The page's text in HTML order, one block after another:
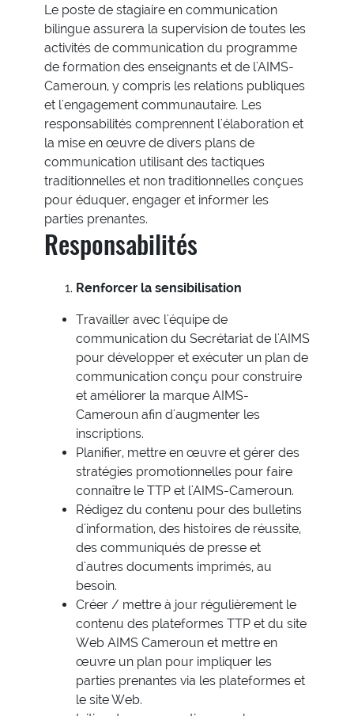
Le poste de stagiaire en communication
bilingue assurera la supervision de toutes les
activités de communication du programme
de formation des enseignants et de l'AIMS-
Cameroun, y compris les relations publiques
et l'engagement communautaire. Les
responsabilités comprennent l'élaboration et
la mise en œuvre de divers plans de
communication utilisant des tactiques
traditionnelles et non traditionnelles conçues
pour éduquer, engager et informer les
parties prenantes.
Responsabilités
Renforcer la sensibilisation
Travailler avec l'équipe de
communication du Secrétariat de l'AIMS
pour développer et exécuter un plan de
communication conçu pour construire
et améliorer la marque AIMS-
Cameroun afin d'augmenter les
inscriptions.
Planifier, mettre en œuvre et gérer des
stratégies promotionnelles pour faire
connaître le TTP et l'AIMS-Cameroun.
Rédigez du contenu pour des bulletins
d'information, des histoires de réussite,
des communiqués de presse et
d'autres documents imprimés, au
besoin.
Créer / mettre à jour régulièrement le
contenu des plateformes TTP et du site
Web AIMS Cameroun et mettre en
œuvre un plan pour impliquer les
parties prenantes via les plateformes et
le site Web.